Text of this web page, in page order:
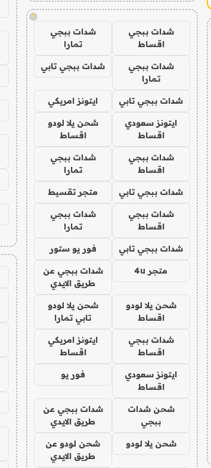
!
شدات ببجي
اقساط
شدات ببجي
تمارا
شدات ببجي
تمارا
شدات ببجي تابي
شدات ببجي تابي ايتونز امريكي
ايتونز سعودي
اقساط
شحن يلا لودو
اقساط
شدات ببجي
اقساط
شدات ببجي
تمارا
شدات ببجي تابي متجر تقسيط
شدات ببجي
اقساط
شدات ببجي
تمارا
شدات ببجي تابي فور يو ستور
متجر 4u
شدات ببجي عن
طريق الايدي
شحن يلا لودو
اقساط
شحن يلا لودو
تابي تمارا
شدات ببجي
اقساط
ايتونز امريكي
اقساط
ايتونز سعودي
اقساط
فور يو
شحن شدات
ببجي
شدات ببجي عن
طريق الايدي
شحن يلا لودو
شحن لودو عن
طريق الايدي